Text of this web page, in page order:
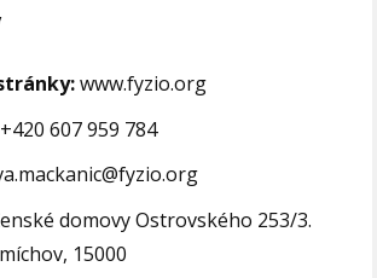
www.fyzio.org
+420 607 959 784
domovy Ostrovského 253/3.
15000